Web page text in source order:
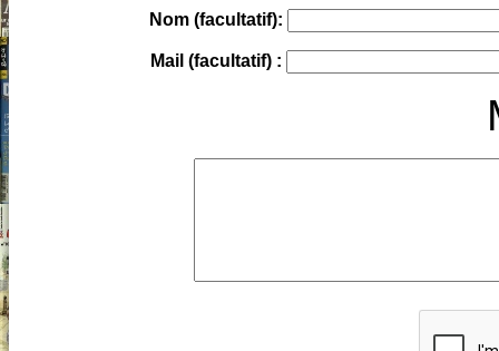
Nom (facultatif):
Mail (facultatif) :